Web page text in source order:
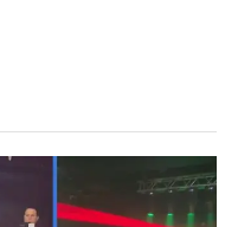
Que
La
Policía
De